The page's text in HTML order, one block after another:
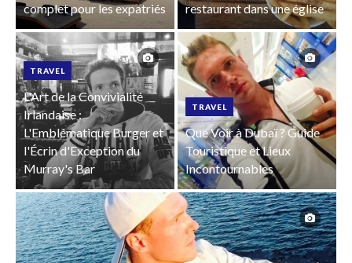
complet pour les expatriés
restaurant dans une église
TRAVEL
L'Art de la Convivialité
Irlandaise :
L'Emblématique Burger et
l'Écrin d'Exception du
Murray's Bar
TRAVEL
Que Voir à Dubaï ? Guide
Touristique et Lieux
Incontournables